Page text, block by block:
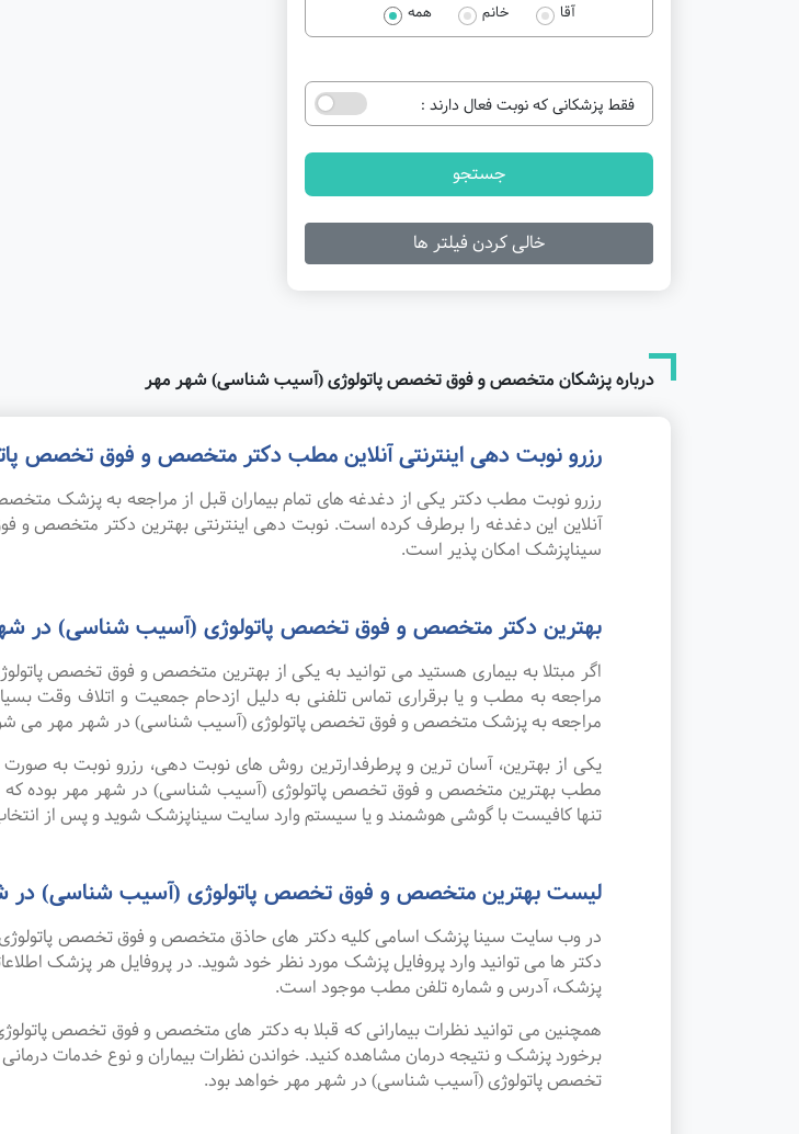
آقا خانم همه
فقط پزشکانی که نوبت فعال دارند :
جستجو
خالی کردن فیلتر ها
درباره پزشکان متخصص و فوق تخصص پاتولوژی (آسیب شناسی) شهر مهر
رزرو نوبت دهی اینترنتی آنلاین مطب دکتر متخصص و فوق تخصص
رزرو نوبت مطب دکتر یکی از دغدغه های تمام بیماران قبل از مراجعه به پزشک
آنلاین این دغدغه را برطرف کرده است. نوبت دهی اینترنتی بهترین دکتر
سیناپزشک امکان پذیر است.
بهترین دکتر متخصص و فوق تخصص پاتولوژی (آسیب شناسی) در
اگر مبتلا به بیماری هستید می توانید به یکی از بهترین متخصص و فوق تخصص
مراجعه به مطب و یا برقراری تماس تلفنی به دلیل ازدحام جمعیت و اتلاف وقت
مراجعه به پزشک متخصص و فوق تخصص پاتولوژی (آسیب شناسی) در شهر مهر می
یکی از بهترین، آسان ترین و پرطرفدارترین روش های نوبت دهی، رزرو نوبت به
مطب بهترین متخصص و فوق تخصص پاتولوژی (آسیب شناسی) در شهر مهر بوده که در
تنها کافیست با گوشی هوشمند و یا سیستم وارد سایت سیناپزشک شوید و پس از
لیست بهترین متخصص و فوق تخصص پاتولوژی (آسیب شناسی) در
در وب سایت سینا پزشک اسامی کلیه دکتر های حاذق متخصص و فوق تخصص
دکتر ها می توانید وارد پروفایل پزشک مورد نظر خود شوید. در پروفایل هر پزشک
پزشک، آدرس و شماره تلفن مطب موجود است.
همچنین می توانید نظرات بیمارانی که قبلا به دکتر های متخصص و فوق تخصص
برخورد پزشک و نتیجه درمان مشاهده کنید. خواندن نظرات بیماران و نوع خدمات
تخصص پاتولوژی (آسیب شناسی) در شهر مهر خواهد بود.